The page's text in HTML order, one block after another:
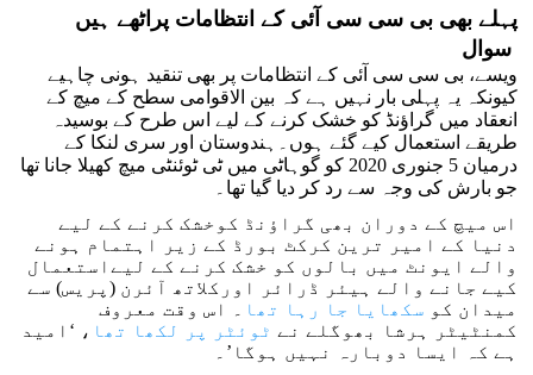
پہلے بھی بی سی سی آئی کے انتظامات پراٹھے ہیں
سوال
ویسے، بی سی سی آئی کے انتظامات پر بھی تنقید ہونی چاہیے
کیونکہ یہ پہلی بار نہیں ہے کہ بین الاقوامی سطح کے میچ کے
انعقاد میں گراؤنڈ کو خشک کرنے کے لیے اس طرح کے بوسیدہ
طریقے استعمال کیے گئے ہوں۔ہندوستان اور سری لنکا کے
درمیان 5 جنوری 2020 کو گوہاٹی میں ٹی ٹوئنٹی میچ کھیلا جانا تھا
جو بارش کی وجہ سے رد کر دیا گیا تھا۔
اس میچ کے دوران بھی گراؤنڈ کوخشک کرنے کے لیے
دنیا کے امیر ترین کرکٹ بورڈ کے زیر اہتمام ہونے
والے ایونٹ میں بالوں کو خشک کرنے کے لیےاستعمال
کیے جانے والے ہیئر ڈرائر اورکلاتھ آئرن (پریس) سے
میدان کو سکھایا جا رہا تھا
۔ اس وقت معروف
کمنٹیٹر ہرشا بھوگلے نے ٹوئٹر پر لکھا تھا ، ‘امید
ہے کہ ایسا دوبارہ نہیں ہوگا’۔